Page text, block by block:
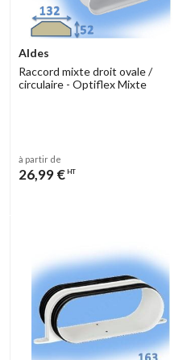
Aldes
Raccord mixte droit ovale /
circulaire - Optiflex Mixte
à partir de
26,99 € HT